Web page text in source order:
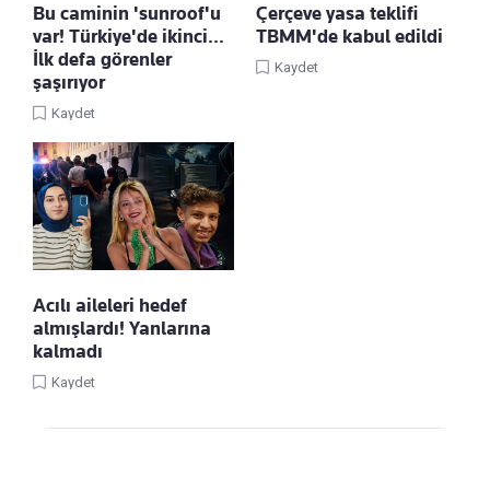
Bu caminin 'sunroof'u
var! Türkiye'de ikinci...
İlk defa görenler
şaşırıyor
Kaydet
Çerçeve yasa teklifi
TBMM'de kabul edildi
Kaydet
Acılı aileleri hedef
almışlardı! Yanlarına
kalmadı
Kaydet